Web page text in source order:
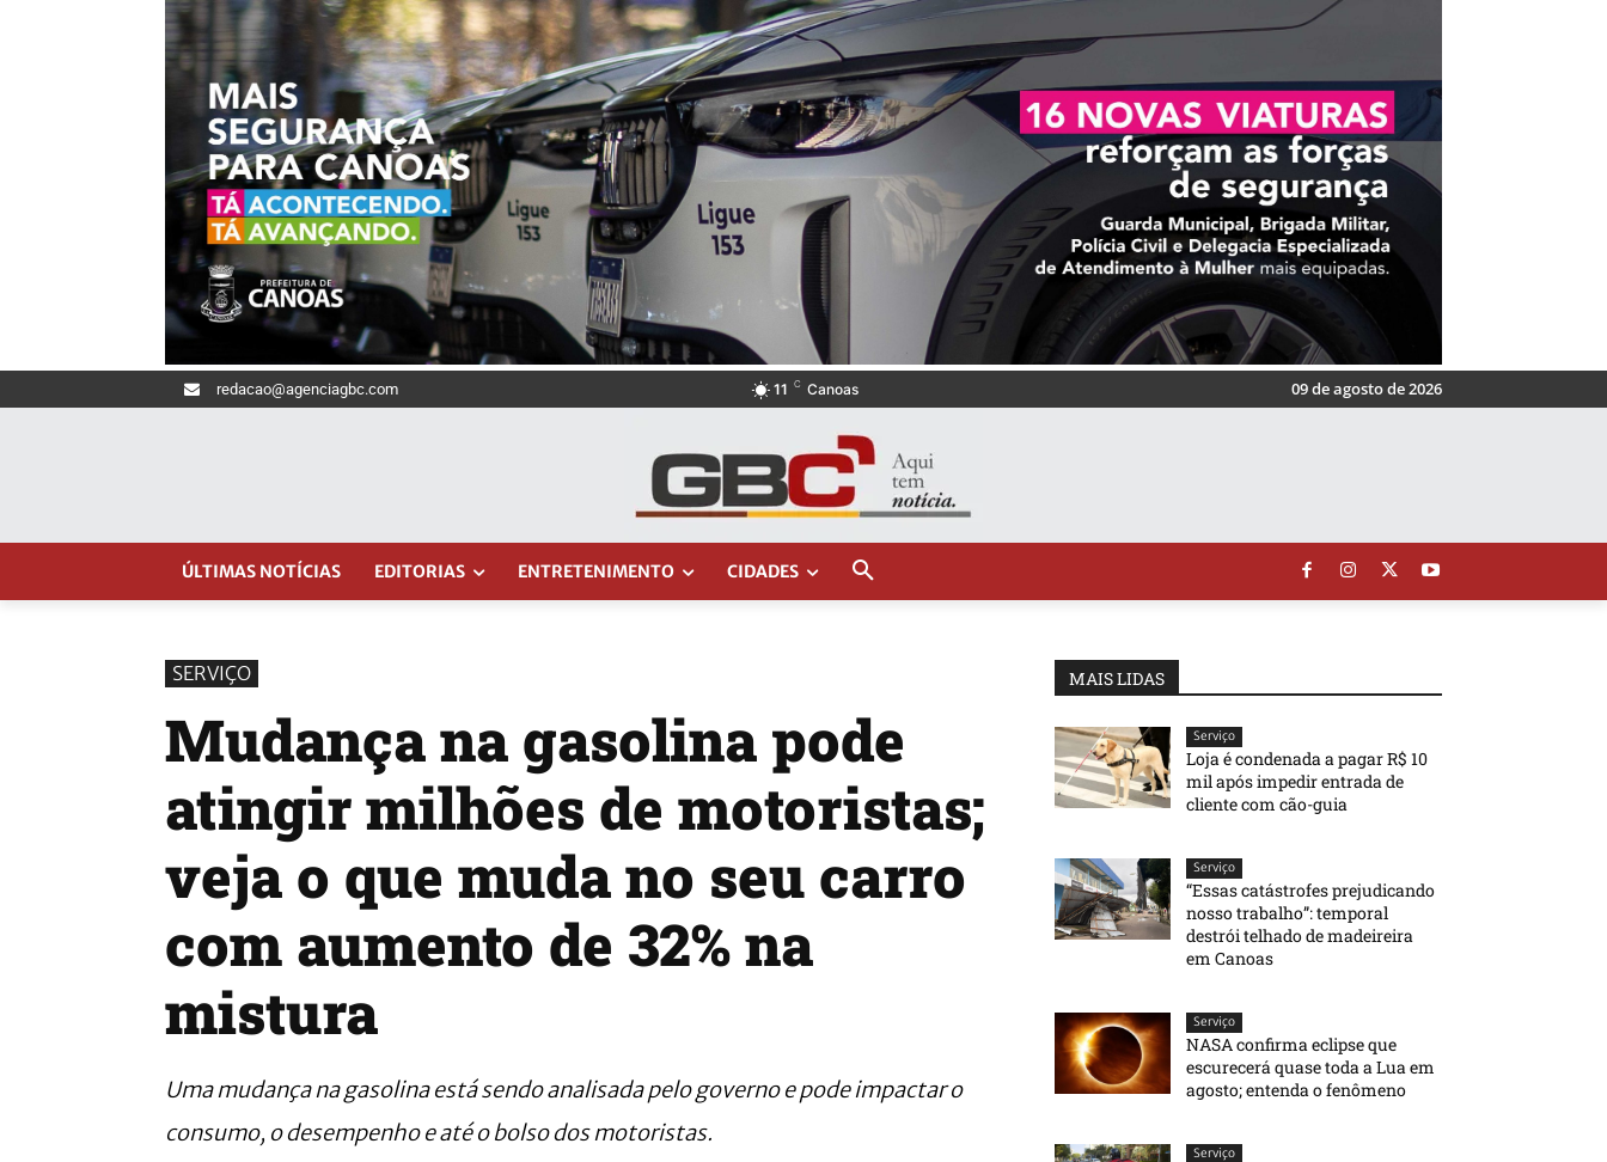
redacao@agenciagbc.com 11 C Canoas 09 de agosto de 2026
ÚLTIMAS NOTÍCIAS EDITORIAS ENTRETENIMENTO CIDADES
SERVIÇO
Mudança na gasolina pode
atingir milhões de motoristas;
veja o que muda no seu carro
com aumento de 32% na
mistura
Uma mudança na gasolina está sendo analisada pelo governo e pode impactar o
consumo, o desempenho e até o bolso dos motoristas.
MAIS LIDAS
Serviço
Loja é condenada a pagar R$ 10
mil após impedir entrada de
cliente com cão-guia
Serviço
“Essas catástrofes prejudicando
nosso trabalho”: temporal
destrói telhado de madeireira
em Canoas
Serviço
NASA confirma eclipse que
escurecerá quase toda a Lua em
agosto; entenda o fenômeno
Serviço